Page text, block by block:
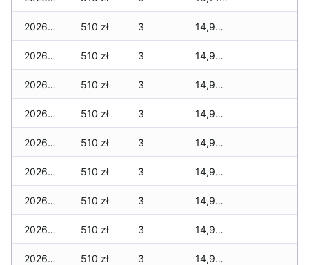
2026-04-21 510 zł 3 14,949 zł
2026-04-20 510 zł 3 14,949 zł
2026-04-19 510 zł 3 14,949 zł
2026-04-18 510 zł 3 14,949 zł
2026-04-17 510 zł 3 14,949 zł
2026-04-16 510 zł 3 14,949 zł
2026-04-15 510 zł 3 14,949 zł
2026-04-14 510 zł 3 14,949 zł
2026-04-13 510 zł 3 14,949 zł